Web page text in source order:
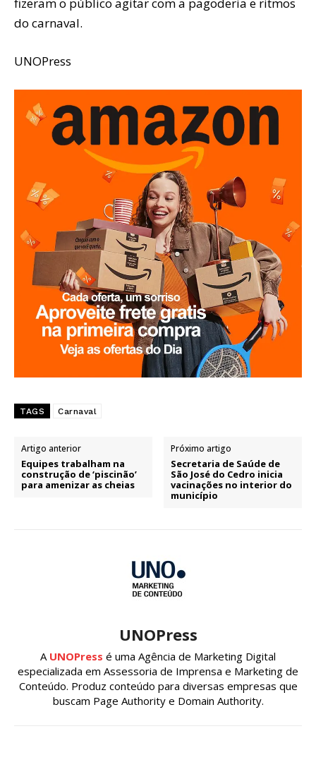
do carnaval.
UNOPress
TAGS Carnaval
Artigo anterior
Equipes trabalham na
construção de ‘piscinão’
para amenizar as cheias
Próximo artigo
Secretaria de Saúde de
São José do Cedro inicia
vacinações no interior do
município
UNOPress
A UNOPress é uma Agência de Marketing Digital
especializada em Assessoria de Imprensa e Marketing de
Conteúdo. Produz conteúdo para diversas empresas que
buscam Page Authority e Domain Authority.